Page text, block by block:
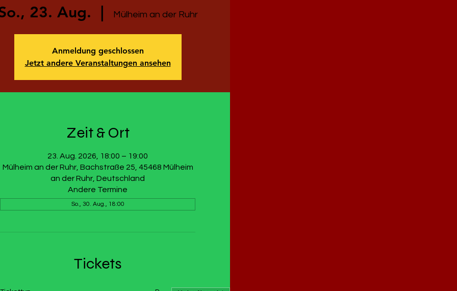
23. Aug. Mülheim an der Ruhr
Anmeldung geschlossen
Jetzt andere Veranstaltungen ansehen
Zeit & Ort
23. Aug. 2026, 18:00 – 19:00
Mülheim an der Ruhr, Bachstraße 25, 45468 Mülheim
an der Ruhr, Deutschland
Andere Termine
So., 30. Aug., 18:00
Tickets